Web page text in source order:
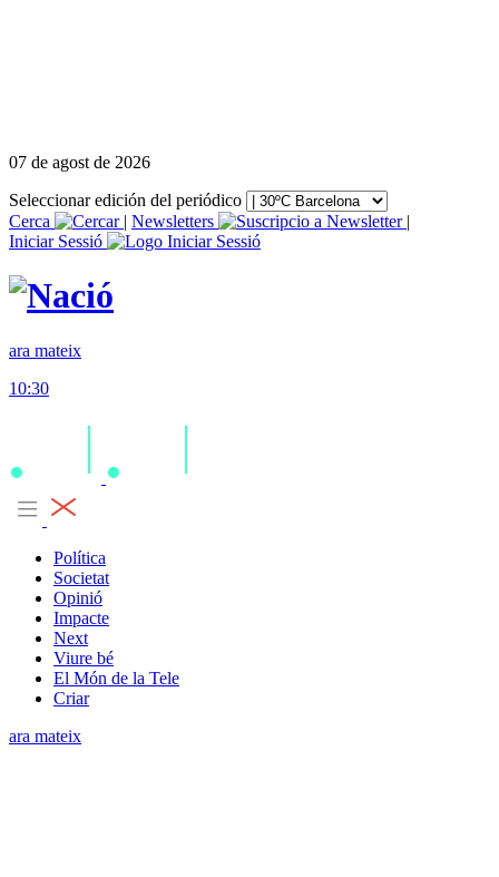
07 de agost de 2026
Seleccionar edición del periódico
Cerca
| Newsletters
|
Iniciar Sessió
ara mateix
10:30
Política
Societat
Opinió
Impacte
Next
Viure bé
El Món de la Tele
Criar
ara mateix